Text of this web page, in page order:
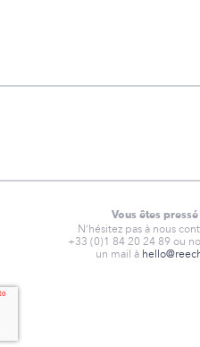
Vous êtes pressé
N’hésitez pas à nous
+33 (0)1 84 20 24 89 ou
un mail à